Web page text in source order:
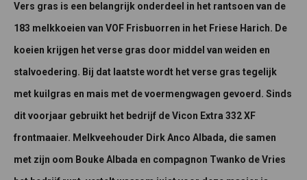
Vers gras is een belangrijk onderdeel in het rantsoen van de
183 melkkoeien van VOF Frisbuorren in het Friese Harich. De
koeien krijgen het verse gras door middel van weiden en
stalvoedering. Bij dat laatste wordt het verse gras tegelijk
met kuilgras en mais met de voermengwagen gevoerd. Sinds
dit voorjaar gebruikt het bedrijf de Vicon Extra 332 XF
frontmaaier. Melkveehouder Dirk Anco Albada, die samen
met zijn oom Bouke Albada en compagnon Twanko de Vries